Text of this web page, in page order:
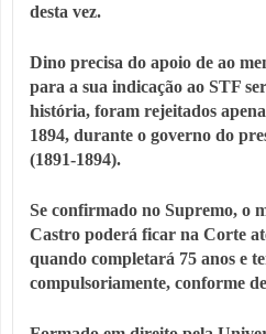
desta vez.
Dino precisa do apoio de ao
para a sua indicação ao STF
história, foram rejeitados
1894, durante o governo do
(1891-1894).
Se confirmado no Supremo, o
Castro poderá ficar na Corte
quando completará 75 anos e
compulsoriamente, conforme